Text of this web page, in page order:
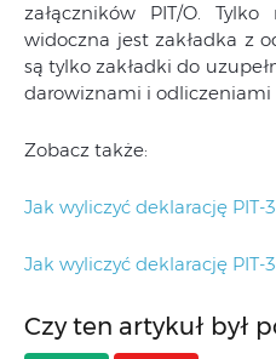
załączników PIT/O.
widoczna jest zakładka z
są tylko zakładki do
darowiznami i odliczeniami
Zobacz także:
Jak wyliczyć deklarację PIT-
Jak wyliczyć deklarację PIT-
Czy ten artykuł był